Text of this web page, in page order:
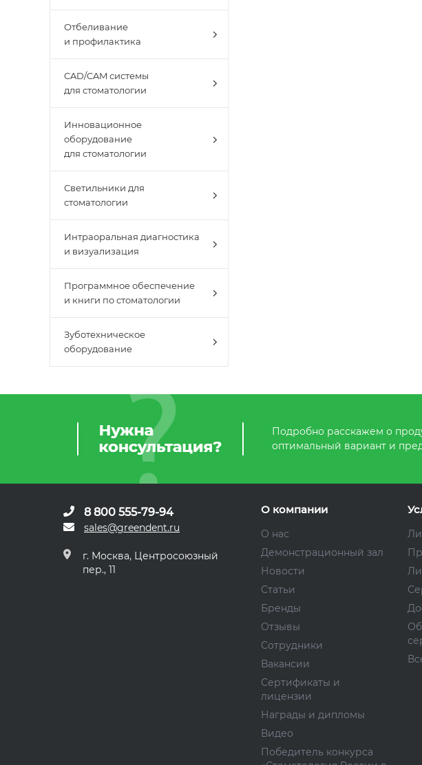
Отбеливание
и профилактика
CAD/CAM системы
для стоматологии
Инновационное
оборудование
для стоматологии
Светильники для
стоматологии
Интраоральная диагностика
и визуализация
Программное обеспечение
и книги по стоматологии
Зуботехническое
оборудование
Подробно расскажем о
оптимальный вариант и
8 800 555-79-94
sales@greendent.ru
г. Москва, Центросоюзный
пер., 11
О компании
О нас
Демонстрационный зал
Новости
Статьи
Бренды
Отзывы
Сотрудники
Вакансии
Сертификаты и
лицензии
Награды и дипломы
Видео
Победитель конкурса